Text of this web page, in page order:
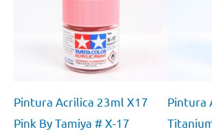
Pintura Acrilica 23ml X17
Pink By Tamiya # X-17
Pintura